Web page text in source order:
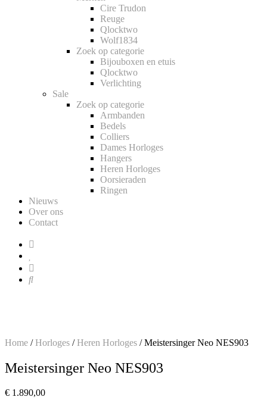
Cire Trudon
Reuge
Qlocktwo
Wolf1834
Zoek op categorie
Bijouboxen en etuis
Qlocktwo
Verlichting
Sale
Zoek op categorie
Armbanden
Bedels
Colliers
Dames Horloges
Hangers
Heren Horloges
Oorsieraden
Ringen
Nieuws
Over ons
Contact
Home /Horloges /Heren Horloges / Meistersinger Neo NES903
Meistersinger Neo NES903
€ 1.890,00